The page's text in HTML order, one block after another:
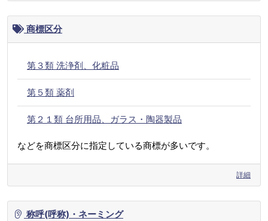
商標区分
第３類 洗浄剤、化粧品
第５類 薬剤
第２１類 台所用品、ガラス・陶器製品
などを商標区分に指定している商標が多いです。
詳細
称呼(呼称)・ネーミング